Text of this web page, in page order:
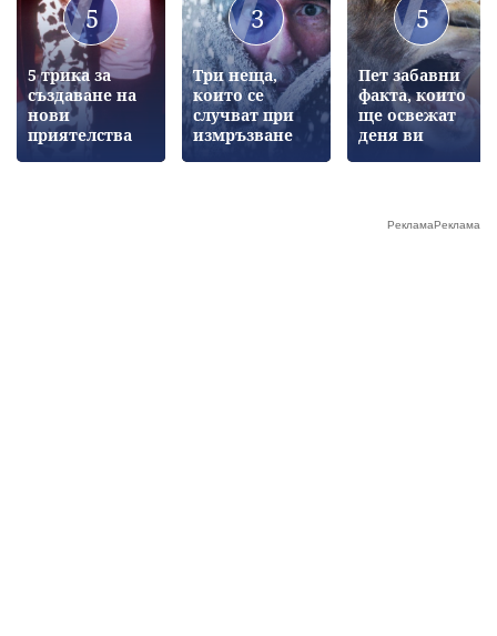
5
5 трика за
създаване на
нови
приятелства
3
Три неща,
които се
случват при
измръзване
5
Пет забавни
факта, които
ще освежат
деня ви